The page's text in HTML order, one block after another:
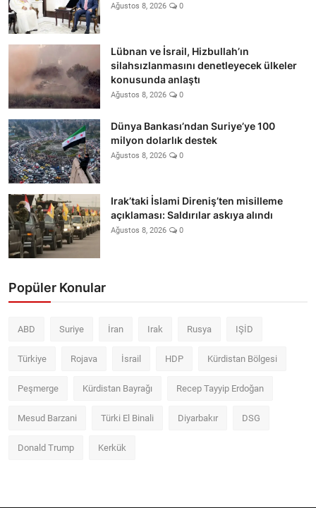
Ağustos 8, 2026 0
Lübnan ve İsrail, Hizbullah’ın
silahsızlanmasını denetleyecek ülkeler
konusunda anlaştı
Ağustos 8, 2026 0
Dünya Bankası’ndan Suriye’ye 100
milyon dolarlık destek
Ağustos 8, 2026 0
Irak’taki İslami Direniş’ten misilleme
açıklaması: Saldırılar askıya alındı
Ağustos 8, 2026 0
Popüler Konular
ABD Suriye İran Irak Rusya IŞİD
Türkiye Rojava İsrail HDP Kürdistan Bölgesi
Peşmerge Kürdistan Bayrağı Recep Tayyip Erdoğan
Mesud Barzani Türki El Binali Diyarbakır DSG
Donald Trump Kerkük